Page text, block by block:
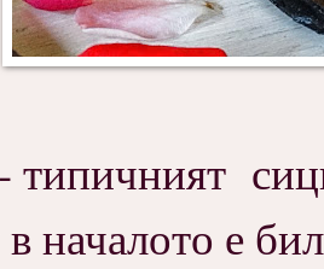
- типичният
началото е